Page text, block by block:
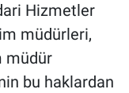
Hizmetler
müdürleri,
müdür
bu haklardan